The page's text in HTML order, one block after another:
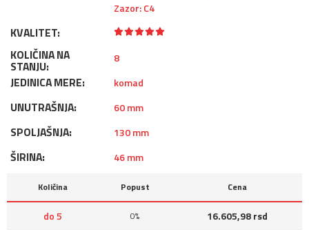
Zazor: C4
KVALITET:
KOLIČINA NA
STANJU:
8
JEDINICA MERE: komad
UNUTRAŠNJA: 60 mm
SPOLJAŠNJA: 130 mm
ŠIRINA: 46 mm
Količina Popust Cena
do 5 0%
16.605,98 rsd